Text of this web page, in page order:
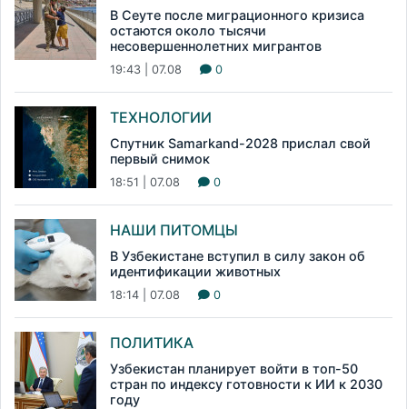
В Сеуте после миграционного кризиса
остаются около тысячи
несовершеннолетних мигрантов
19:43 | 07.08 0
ТЕХНОЛОГИИ
Спутник Samarkand-2028 прислал свой
первый снимок
18:51 | 07.08 0
НАШИ ПИТОМЦЫ
В Узбекистане вступил в силу закон об
идентификации животных
18:14 | 07.08 0
ПОЛИТИКА
Узбекистан планирует войти в топ-50
стран по индексу готовности к ИИ к 2030
году